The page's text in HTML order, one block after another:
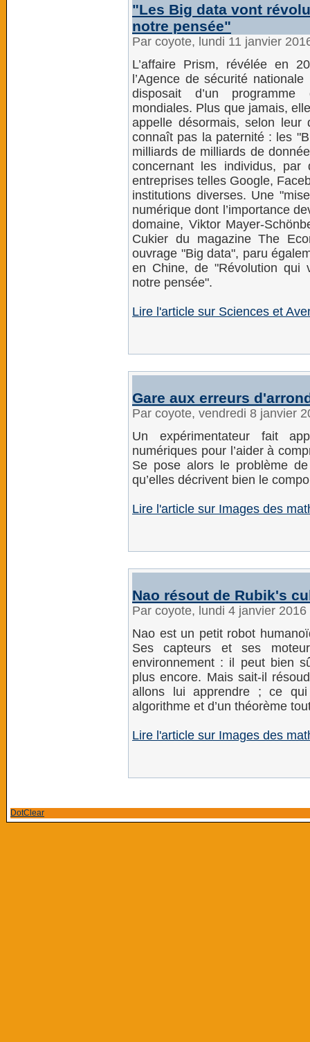
"Les Big data vont
notre pensée"
Par coyote, lundi 11 janvier
L’affaire Prism, révélée en
l’Agence de sécurité
disposait d’un programme
mondiales. Plus que jamais,
appelle désormais, selon leur
connaît pas la paternité : les
milliards de milliards de
concernant les individus, par
entreprises telles Google,
institutions diverses. Une
numérique dont l’importance
domaine, Viktor Mayer-
Cukier du magazine The
ouvrage "Big data", paru
en Chine, de "Révolution qui
notre pensée".
Lire l'article sur Sciences et
Gare aux erreurs
Par coyote, vendredi 8 janvier
Un expérimentateur fait
numériques pour l’aider à
Se pose alors le problème
qu’elles décrivent bien le
Lire l'article sur Images des
Nao résout de Rubik's
Par coyote, lundi 4 janvier
Nao est un petit robot
Ses capteurs et ses
environnement : il peut bien
plus encore. Mais sait-il
allons lui apprendre ; ce
algorithme et d’un théorème
Lire l'article sur Images des
DotClear